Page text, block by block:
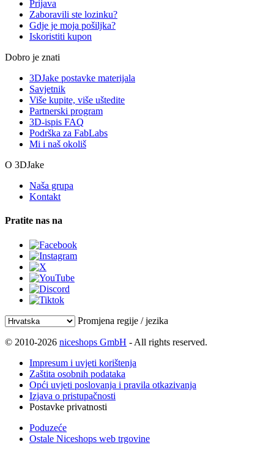
Prijava
Zaboravili ste lozinku?
Gdje je moja pošiljka?
Iskoristiti kupon
Dobro je znati
3DJake postavke materijala
Savjetnik
Više kupite, više uštedite
Partnerski program
3D-ispis FAQ
Podrška za FabLabs
Mi i naš okoliš
O 3DJake
Naša grupa
Kontakt
Pratite nas na
Promjena regije / jezika
© 2010-2026 niceshops GmbH - All rights reserved.
Impresum i uvjeti korištenja
Zaštita osobnih podataka
Opći uvjeti poslovanja i pravila otkazivanja
Izjava o pristupačnosti
Postavke privatnosti
Poduzeće
Ostale Niceshops web trgovine